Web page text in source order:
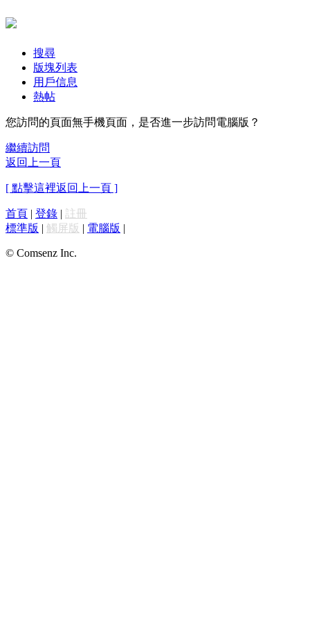
搜尋
版塊列表
用戶信息
熱帖
您訪問的頁面無手機頁面，是否進一步訪問電腦版？
繼續訪問
返回上一頁
[ 點擊這裡返回上一頁 ]
首頁 | 登錄 | 註冊
標準版 | 觸屏版 | 電腦版 |
© Comsenz Inc.